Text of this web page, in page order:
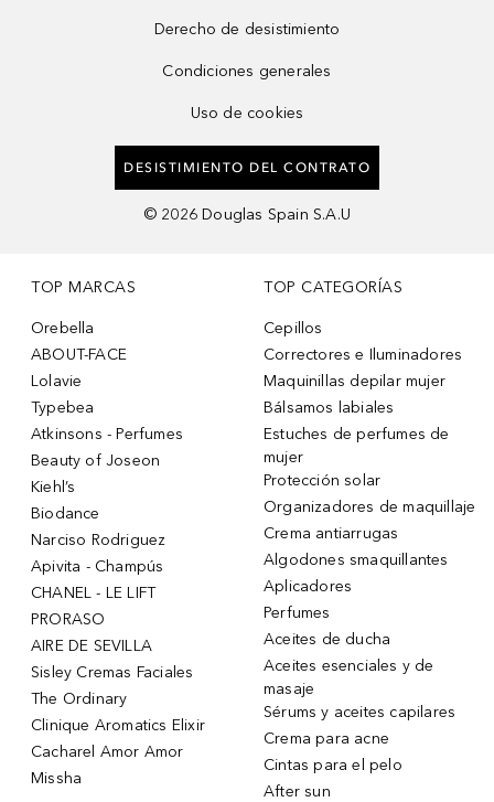
Derecho de desistimiento
Condiciones generales
Uso de cookies
DESISTIMIENTO DEL CONTRATO
© 2026 Douglas Spain S.A.U
TOP MARCAS
Orebella
ABOUT-FACE
Lolavie
Typebea
Atkinsons - Perfumes
Beauty of Joseon
Kiehl’s
Biodance
Narciso Rodriguez
Apivita - Champús
CHANEL - LE LIFT
PRORASO
AIRE DE SEVILLA
Sisley Cremas Faciales
The Ordinary
Clinique Aromatics Elixir
Cacharel Amor Amor
Missha
TOP CATEGORÍAS
Cepillos
Correctores e Iluminadores
Maquinillas depilar mujer
Bálsamos labiales
Estuches de perfumes de
mujer
Protección solar
Organizadores de maquillaje
Crema antiarrugas
Algodones smaquillantes
Aplicadores
Perfumes
Aceites de ducha
Aceites esenciales y de
masaje
Sérums y aceites capilares
Crema para acne
Cintas para el pelo
After sun